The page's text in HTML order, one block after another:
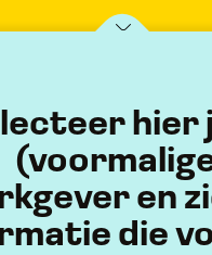
hier
en
die